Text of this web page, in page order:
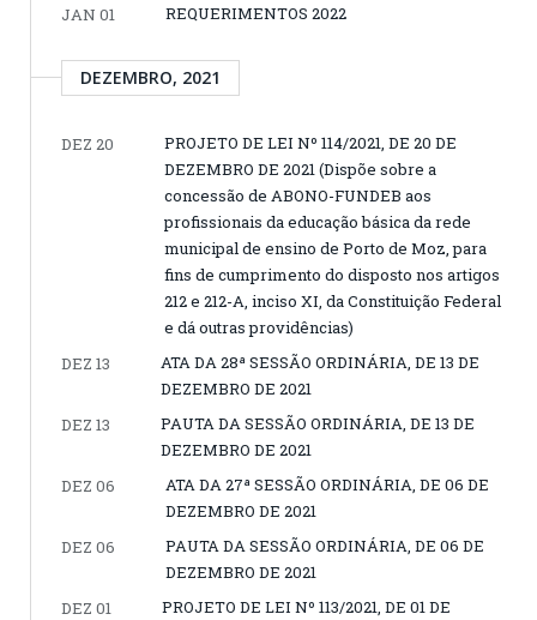
JAN 01
REQUERIMENTOS 2022
DEZEMBRO, 2021
DEZ 20
PROJETO DE LEI Nº 114/2021, DE 20 DE
DEZEMBRO DE 2021 (Dispõe sobre a
concessão de ABONO-FUNDEB aos
profissionais da educação básica da rede
municipal de ensino de Porto de Moz, para
fins de cumprimento do disposto nos artigos
212 e 212-A, inciso XI, da Constituição Federal
e dá outras providências)
DEZ 13
ATA DA 28ª SESSÃO ORDINÁRIA, DE 13 DE
DEZEMBRO DE 2021
DEZ 13
PAUTA DA SESSÃO ORDINÁRIA, DE 13 DE
DEZEMBRO DE 2021
DEZ 06
ATA DA 27ª SESSÃO ORDINÁRIA, DE 06 DE
DEZEMBRO DE 2021
DEZ 06
PAUTA DA SESSÃO ORDINÁRIA, DE 06 DE
DEZEMBRO DE 2021
DEZ 01
PROJETO DE LEI Nº 113/2021, DE 01 DE